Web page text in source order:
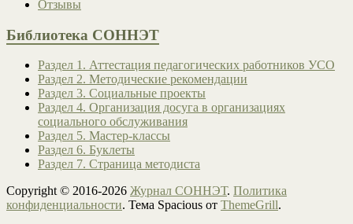
Отзывы
Библиотека СОННЭТ
Раздел 1. Аттестация педагогических работников УСО
Раздел 2. Методические рекомендации
Раздел 3. Социальные проекты
Раздел 4. Организация досуга в организациях
социального обслуживания
Раздел 5. Мастер-классы
Раздел 6. Буклеты
Раздел 7. Страница методиста
Copyright © 2016-2026 Журнал СОННЭТ. Политика
конфиденциальности. Тема Spacious от ThemeGrill.